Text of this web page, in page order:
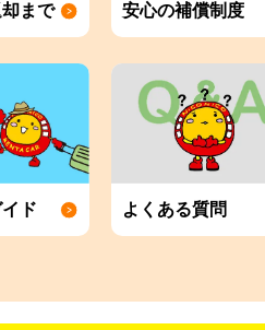
まで 安心の補償制度
ド よくある質問